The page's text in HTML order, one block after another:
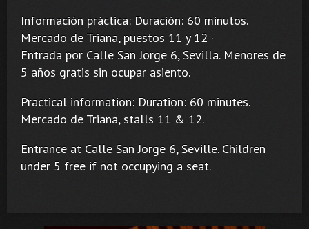
Información práctica: Duración: 60 minutos.
Mercado de Triana, puestos 11 y 12 ·
Entrada por Calle San Jorge 6, Sevilla. Menores de
5 años gratis sin ocupar asiento.
Practical information: Duration: 60 minutes.
Mercado de Triana, stalls 11 & 12.
Entrance at Calle San Jorge 6, Seville. Children
under 5 free if not occupying a seat.